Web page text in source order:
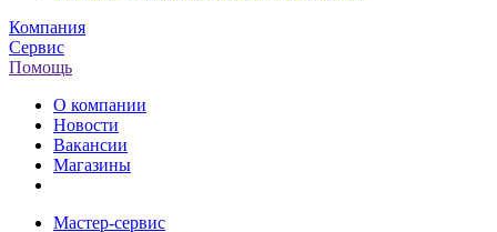
Компания
Сервис
Помощь
О компании
Новости
Вакансии
Магазины
Мастер-сервис